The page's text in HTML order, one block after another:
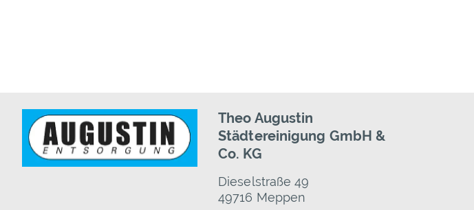
Theo Augustin
Städtereinigung GmbH &
Co. KG
Dieselstraße 49
49716 Meppen